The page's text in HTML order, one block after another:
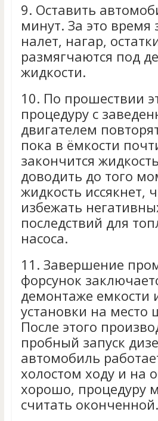
9. Оставить
минут. За это время
налет, нагар,
размягчаются под
жидкости.
10. По прошествии
процедуру с
двигателем
пока в ёмкости
закончится
доводить до того
жидкость иссякнет,
избежать
последствий для
насоса.
11. Завершение
форсунок
демонтаже емкости
установки на место
После этого
пробный запуск
автомобиль
холостом ходу и на
хорошо, процедуру
считать оконченной.